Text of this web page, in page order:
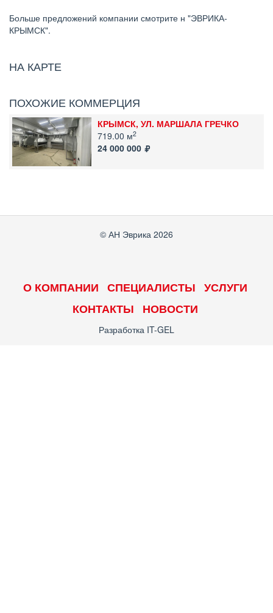
Больше предложений компании смотрите н "ЭВРИКА-
КРЫМСК".
НА КАРТЕ
ПОХОЖИЕ КОММЕРЦИЯ
КРЫМСК, УЛ. МАРШАЛА ГРЕЧКО
719.00 м2
24 000 000
© АН Эврика 2026
О КОМПАНИИ СПЕЦИАЛИСТЫ УСЛУГИ
КОНТАКТЫ
НОВОСТИ
Разработка IT-GEL